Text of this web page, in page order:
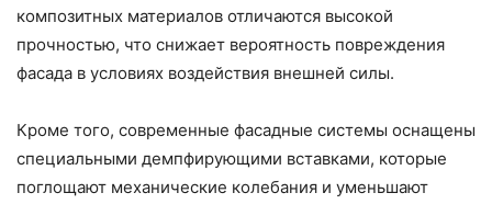
композитных материалов отличаются высокой
прочностью, что снижает вероятность повреждения
фасада в условиях воздействия внешней силы.
Кроме того, современные фасадные системы оснащены
специальными демпфирующими вставками, которые
поглощают механические колебания и уменьшают